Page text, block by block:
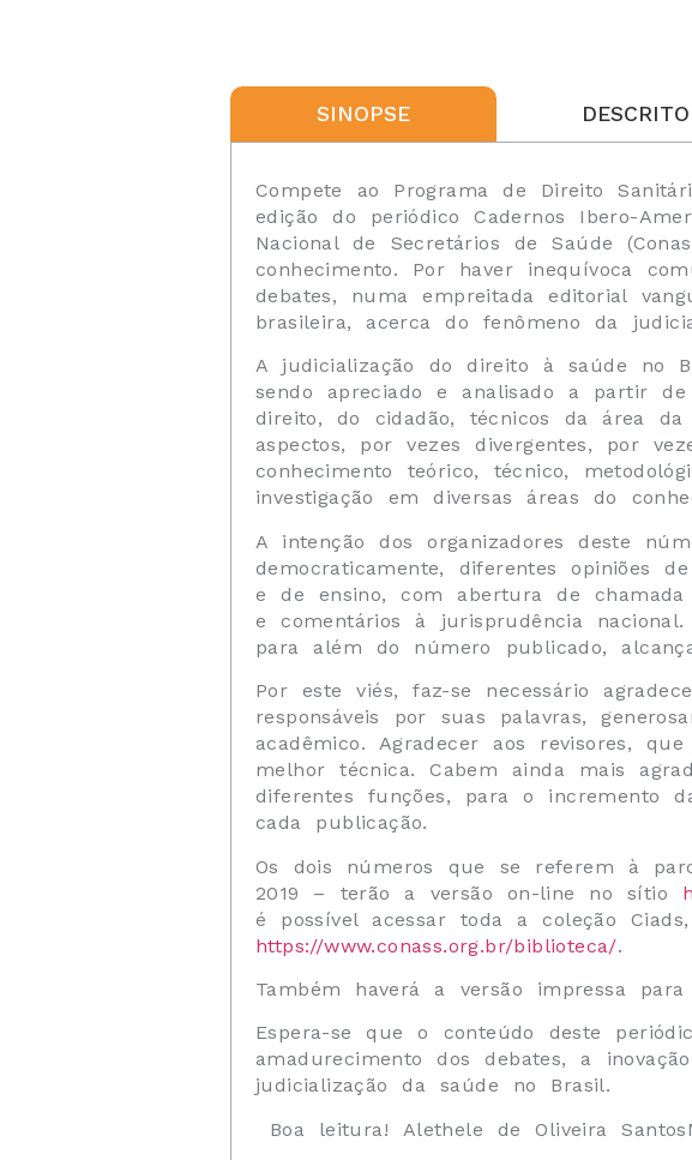
SINOPSE
Compete ao Programa de Direito
edição do periódico Cadernos Ibero-
Nacional de Secretários de Saúde
conhecimento. Por haver inequívoca
debates, numa empreitada editorial
brasileira, acerca do fenômeno da
A judicialização do direito à saúde no
sendo apreciado e analisado a partir de
direito, do cidadão, técnicos da área
aspectos, por vezes divergentes, por
conhecimento teórico, técnico,
investigação em diversas áreas do
A intenção dos organizadores deste
democraticamente, diferentes opiniões
e de ensino, com abertura de chamada
e comentários à jurisprudência
para além do número publicado,
Por este viés, faz-se necessário
responsáveis por suas palavras,
acadêmico. Agradecer aos revisores,
melhor técnica. Cabem ainda mais
diferentes funções, para o incremento
cada publicação.
Os dois números que se referem à
2019 – terão a versão on-line no sítio
é possível acessar toda a coleção
https://www.conass.org.br/biblioteca/.
Também haverá a versão impressa
Espera-se que o conteúdo deste
amadurecimento dos debates, a
judicialização da saúde no Brasil.
Boa leitura!
Alethele de Oliveira Santos